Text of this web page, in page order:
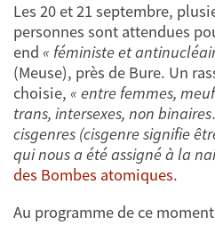
Les 20 et 21 septembre,
personnes sont attendues
end « féministe et
(Meuse), près de Bure. Un
choisie, « entre femmes,
trans, intersexes, non
cisgenres (cisgenre signifie
qui nous a été assigné à la
des Bombes atomiques.
Au programme de ce